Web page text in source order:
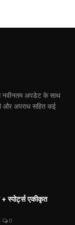
नवीनतम अपडेट के साथ
और अपराध सहित कई
+ स्पोर्ट्स एकीकृत
0